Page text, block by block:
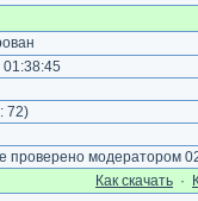
72)
проверено модератором
Как cкачать ·